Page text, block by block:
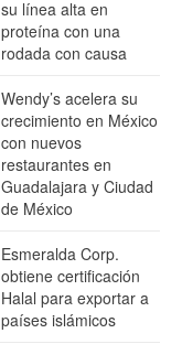
su línea alta en
proteína con una
rodada con causa
Wendy’s acelera su
crecimiento en México
con nuevos
restaurantes en
Guadalajara y Ciudad
de México
Esmeralda Corp.
obtiene certificación
Halal para exportar a
países islámicos